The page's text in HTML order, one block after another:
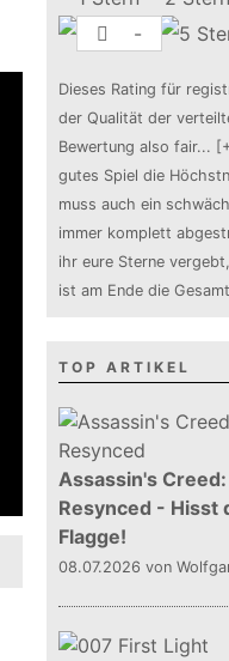
-
Dieses Rating für
der Qualität der
Bewertung also fair...
gutes Spiel die
muss auch ein
immer komplett
ihr eure Sterne
ist am Ende die
TOP ARTIKEL
Assassin's Creed:
Resynced - Hisst
Flagge!
08.07.2026 von